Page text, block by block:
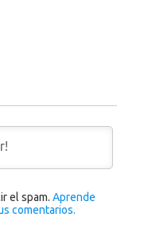
el spam.Aprende
comentarios.